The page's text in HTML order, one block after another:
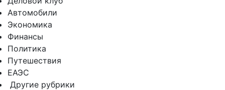
Автомобили
Экономика
Финансы
Политика
Путешествия
ЕАЭС
Другие рубрики